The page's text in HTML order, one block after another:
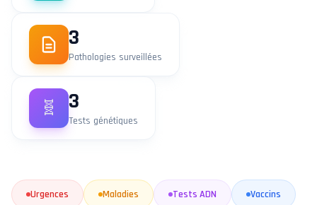
3
Pathologies surveillées
🧬 3
Tests génétiques
Urgences Maladies Tests ADN Vaccins